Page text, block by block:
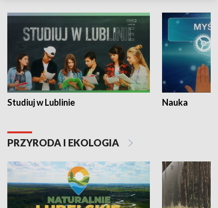
Studiuj w Lublinie Nauka
PRZYRODA I EKOLOGIA